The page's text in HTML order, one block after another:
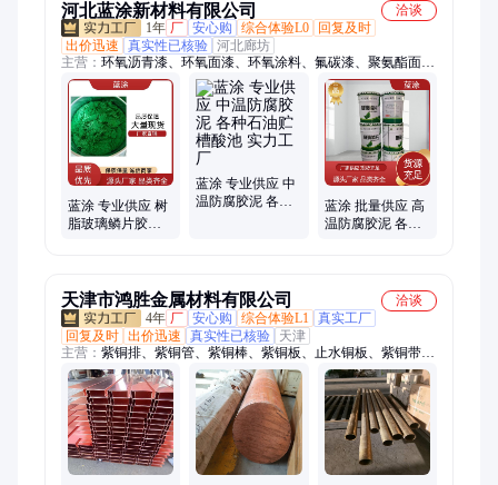
河北蓝涂新材料有限公司
洽谈
1年 厂 安心购 综合体验L0
回复及时
出价迅速
真实性已核验 河北廊坊
主营： 环氧沥青漆、环氧面漆、环氧涂料、氟碳漆、聚氨酯面
漆、环氧煤沥青漆、煤沥青防腐漆、环氧防腐涂漆、环氧富锌
漆、玻璃鳞片胶泥、玻璃鳞片涂料、环氧树脂、水性工业漆、醇
酸漆、彩钢翻新漆、特种氰凝、环氧云铁中间漆、热反射涂料
蓝涂 专业供应 树
脂玻璃鳞片胶泥
蓝涂 专业供应 中
温防腐胶泥 各种
蓝涂 批量供应 高
温防腐胶泥 各种
天津市鸿胜金属材料有限公司
洽谈
4年 厂 安心购 综合体验L1
真实工厂
回复及时 出价迅速 真实性已核验
天津
主营： 紫铜排、紫铜管、紫铜棒、紫铜板、止水铜板、紫铜带、
铜软连接、空调铜管、黄铜排、黄铜管、黄铜板、黄铜带、铝
排、覆塑铜管、t2紫铜排、铜母线、机房铜排、电工铜排、红铜
管、冷媒铜管、汇流铜排、异形铜排、接地铜排、地铁铜排、模
具焊药